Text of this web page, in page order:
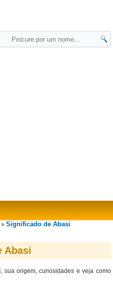
»Significado de Abasi
Abasi
, sua origem, curiosidades e veja como